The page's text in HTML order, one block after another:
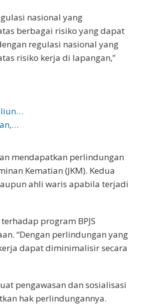
nasional yang
berbagai risiko yang dapat
regulasi nasional yang
risiko kerja di lapangan,”
mendapatkan perlindungan
Kematian (JKM). Kedua
ahli waris apabila terjadi
program BPJS
“Dengan perlindungan yang
dapat diminimalisir secara
pengawasan dan sosialisasi
hak perlindungannya.